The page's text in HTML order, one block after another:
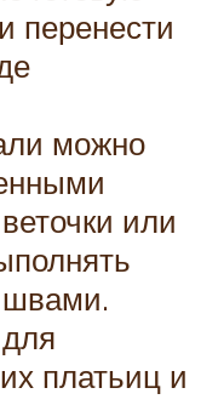
перенести
можно
или
платьиц и